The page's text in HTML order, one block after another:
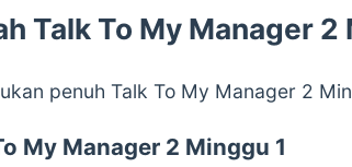
Talk To My Manager 2
penuh Talk To My Manager 2
My Manager 2 Minggu 1